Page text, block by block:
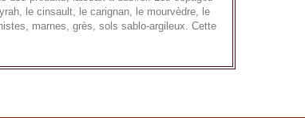
le cinsault, le carignan, le mourvèdre, le
marnes, grès, sols sablo-argileux. Cette